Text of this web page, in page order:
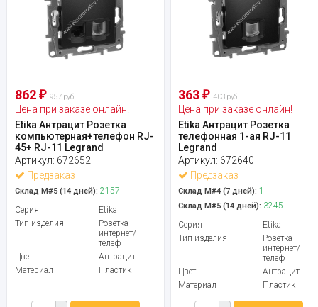
862 ₽ 957 руб.
Цена при заказе онлайн!
Etika Антрацит Розетка
компьютерная+телефон RJ-
45+ RJ-11 Legrand
Артикул: 672652
Предзаказ
Склад М#5 (14 дней): 2157
Серия
Etika
Тип изделия
Розетка
интернет/
телеф
Цвет
Антрацит
Материал
Пластик
363₽ 403 руб.
Цена при заказе онлайн!
Etika Антрацит Розетка
телефонная 1-ая RJ-11
Legrand
Артикул: 672640
Предзаказ
Склад М#4 (7 дней): 1
Склад М#5 (14 дней): 3245
Серия
Etika
Тип изделия
Розетка
интернет/
телеф
Цвет
Антрацит
Материал
Пластик